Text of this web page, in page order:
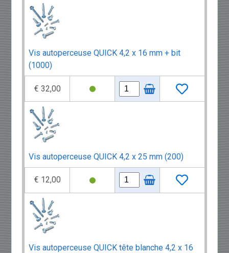
Vis autoperceuse QUICK 4,2 x 16 mm + bit
(1000)
€ 32,00
Vis autoperceuse QUICK 4,2 x 25 mm (200)
€ 12,00
Vis autoperceuse QUICK tête blanche 4,2 x 16